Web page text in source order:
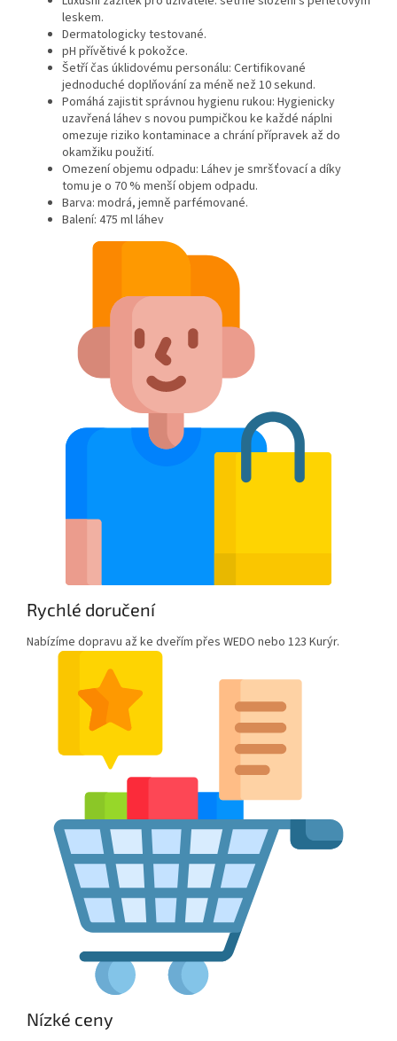
leskem.
Dermatologicky testované.
pH přívětivé k pokožce.
Šetří čas úklidovému personálu: Certifikované
jednoduché doplňování za méně než 10 sekund.
Pomáhá zajistit správnou hygienu rukou: Hygienicky
uzavřená láhev s novou pumpičkou ke každé náplni
omezuje riziko kontaminace a chrání přípravek až do
okamžiku použití.
Omezení objemu odpadu: Láhev je smršťovací a díky
tomu je o 70 % menší objem odpadu.
Barva: modrá, jemně parfémované.
Balení: 475 ml láhev
Rychlé doručení
Nabízíme dopravu až ke dveřím přes WEDO nebo 123 Kurýr.
Nízké ceny